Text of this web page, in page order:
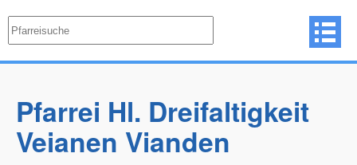
Pfarrei Hl. Dreifaltigkeit
Veianen Vianden